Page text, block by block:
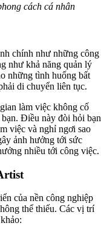
cách cá nhân
chính như những công
như khả năng quản lý
những tình huống bất
di chuyển liên tục.
làm việc không cố
Điều này đòi hỏi bạn
việc và nghỉ ngơi sao
ảnh hưởng tới sức
nhiều tới công việc.
của nền công nghiệp
thể thiếu. Các vị trí